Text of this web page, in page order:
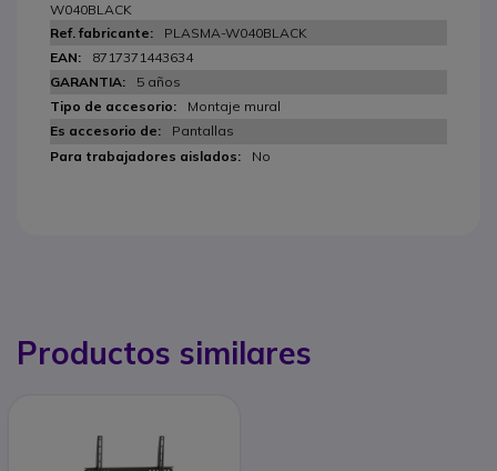
W040BLACK
PLASMA-W040BLACK
8717371443634
5 años
Montaje mural
Pantallas
No
Productos similares